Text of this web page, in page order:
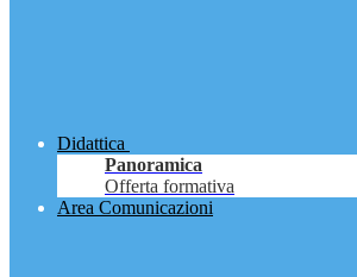
Didattica
Panoramica
Offerta formativa
Area Comunicazioni